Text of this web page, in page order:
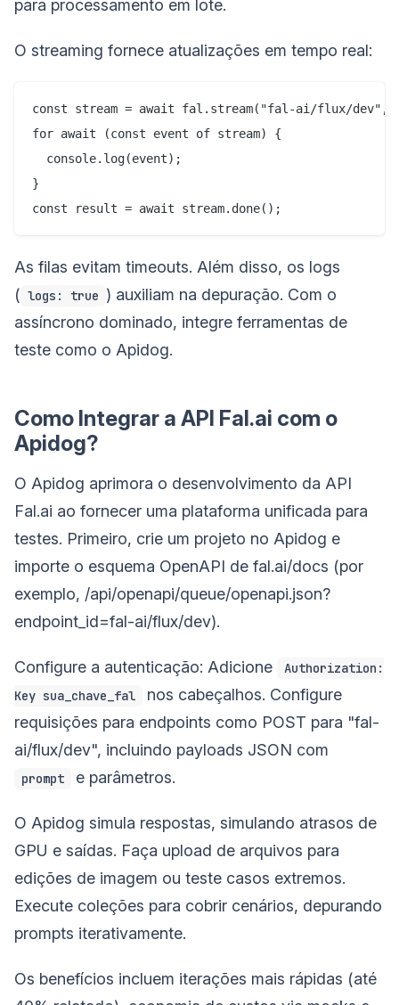
para processamento em lote.
O streaming fornece atualizações em tempo real:
const stream = await fal.stream("fal-ai/flux/
for await (const event of stream) {
  console.log(event);
}
As filas evitam timeouts. Além disso, os logs
( logs: true ) auxiliam na depuração. Com o
assíncrono dominado, integre ferramentas de
teste como o Apidog.
Como Integrar a API Fal.ai com o
Apidog?
O Apidog aprimora o desenvolvimento da API
Fal.ai ao fornecer uma plataforma unificada para
testes. Primeiro, crie um projeto no Apidog e
importe o esquema OpenAPI de fal.ai/docs (por
exemplo, /api/openapi/queue/openapi.json?
endpoint_id=fal-ai/flux/dev).
Configure a autenticação: Adicione
Authorization:
Key sua_chave_fal
nos cabeçalhos. Configure
requisições para endpoints como POST para "fal-
ai/flux/dev", incluindo payloads JSON com
prompt e parâmetros.
O Apidog simula respostas, simulando atrasos de
GPU e saídas. Faça upload de arquivos para
edições de imagem ou teste casos extremos.
Execute coleções para cobrir cenários, depurando
prompts iterativamente.
Os benefícios incluem iterações mais rápidas (até